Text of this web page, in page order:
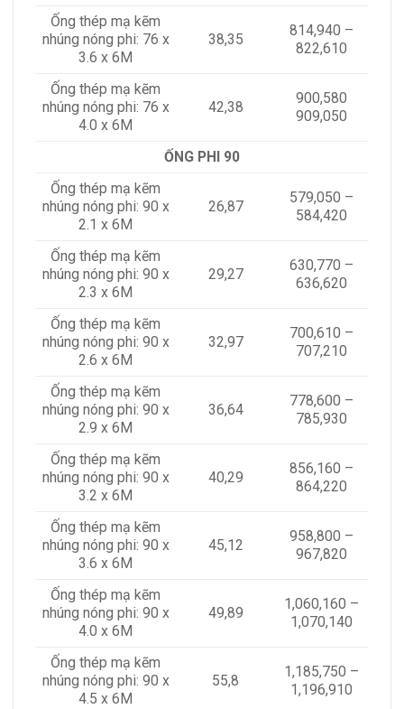
Ống thép mạ kẽm
nhúng nóng phi: 76 x
3.6 x 6M
38,35
814,940 –
822,610
Ống thép mạ kẽm
nhúng nóng phi: 76 x
4.0 x 6M
42,38
900,580
909,050
ỐNG PHI 90
Ống thép mạ kẽm
nhúng nóng phi: 90 x
2.1 x 6M
26,87
579,050 –
584,420
Ống thép mạ kẽm
nhúng nóng phi: 90 x
2.3 x 6M
29,27
630,770 –
636,620
Ống thép mạ kẽm
nhúng nóng phi: 90 x
2.6 x 6M
32,97
700,610 –
707,210
Ống thép mạ kẽm
nhúng nóng phi: 90 x
2.9 x 6M
36,64
778,600 –
785,930
Ống thép mạ kẽm
nhúng nóng phi: 90 x
3.2 x 6M
40,29
856,160 –
864,220
Ống thép mạ kẽm
nhúng nóng phi: 90 x
3.6 x 6M
45,12
958,800 –
967,820
Ống thép mạ kẽm
nhúng nóng phi: 90 x
4.0 x 6M
49,89
1,060,160 –
1,070,140
Ống thép mạ kẽm
nhúng nóng phi: 90 x
4.5 x 6M
55,8
1,185,750 –
1,196,910